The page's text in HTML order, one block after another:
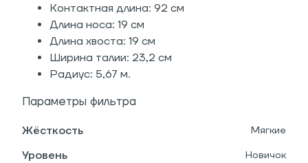
Контактная длина: 92 см
Длина носа: 19 см
Длина хвоста: 19 см
Ширина талии: 23,2 см
Радиус: 5,67 м.
Параметры фильтра
Жёсткость Мягкие
Уровень
Новичок